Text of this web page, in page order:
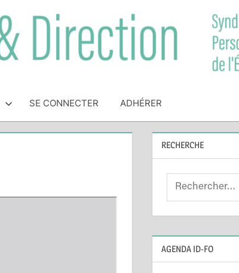
SE CONNECTER ADHÉRER
RECHERCHE
Search
AGENDA ID-FO